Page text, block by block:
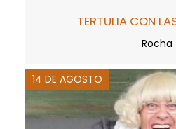
TERTULIA CON
Rocha
14 DE AGOSTO